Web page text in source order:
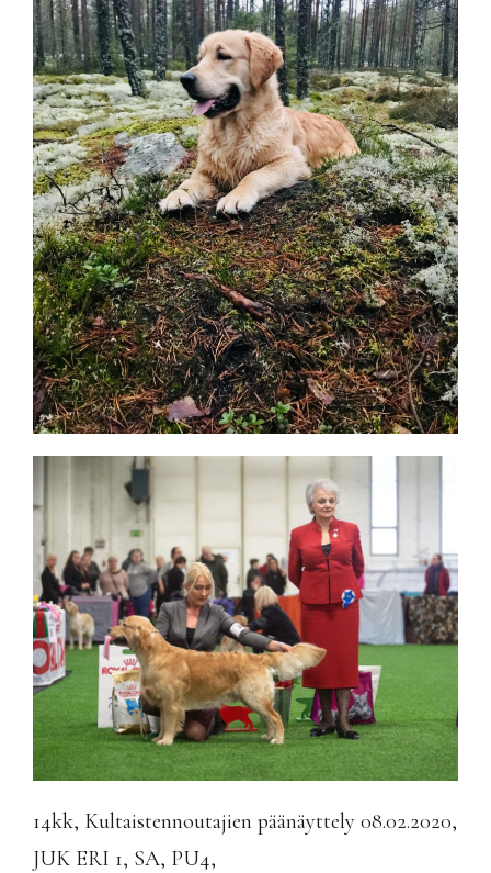
14kk, Kultaistennoutajien päänäyttely 08.02.2020,
JUK ERI 1, SA, PU4,